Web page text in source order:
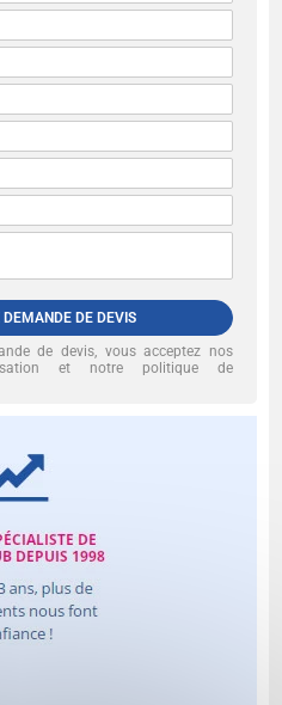
DE DEVIS
de devis, vous acceptez nos
et notre politique de